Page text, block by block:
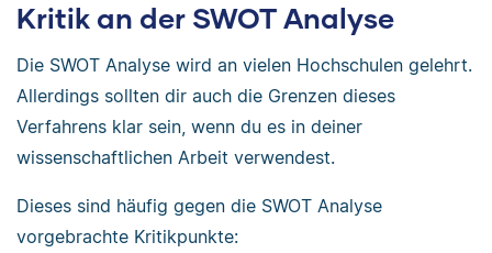
Kritik an der SWOT Analyse
Die SWOT Analyse wird an vielen Hochschulen gelehrt.
Allerdings sollten dir auch die Grenzen dieses
Verfahrens klar sein, wenn du es in deiner
wissenschaftlichen Arbeit verwendest.
Dieses sind häufig gegen die SWOT Analyse
vorgebrachte Kritikpunkte: